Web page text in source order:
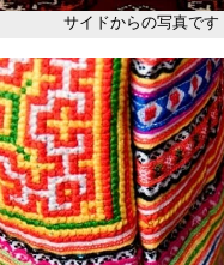
サイドからの写真です